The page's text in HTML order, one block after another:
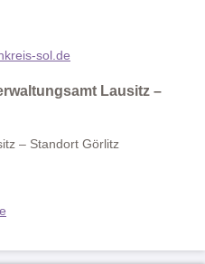
sol.de
Lausitz –
– Standort Görlitz